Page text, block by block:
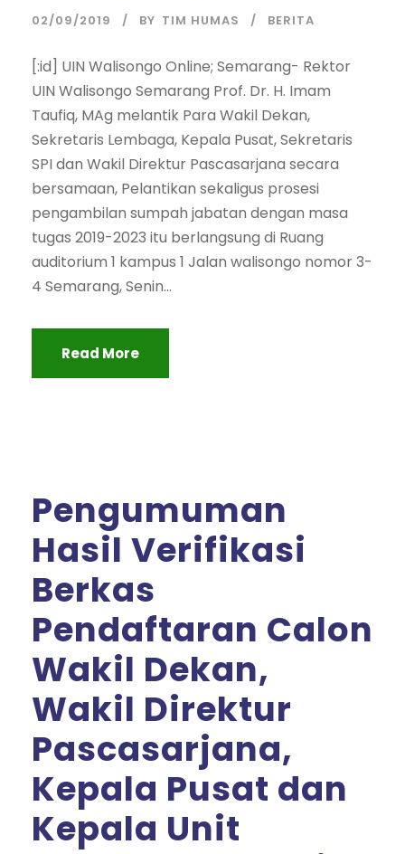
02/09/2019 BY TIM HUMAS BERITA
[:id] UIN Walisongo Online; Semarang- Rektor
UIN Walisongo Semarang Prof. Dr. H. Imam
Taufiq, MAg melantik Para Wakil Dekan,
Sekretaris Lembaga, Kepala Pusat, Sekretaris
SPI dan Wakil Direktur Pascasarjana secara
bersamaan, Pelantikan sekaligus prosesi
pengambilan sumpah jabatan dengan masa
tugas 2019-2023 itu berlangsung di Ruang
auditorium 1 kampus 1 Jalan walisongo nomor 3-
4 Semarang, Senin...
Read More
Pengumuman
Hasil Verifikasi
Berkas
Pendaftaran Calon
Wakil Dekan,
Wakil Direktur
Pascasarjana,
Kepala Pusat dan
Kepala Unit